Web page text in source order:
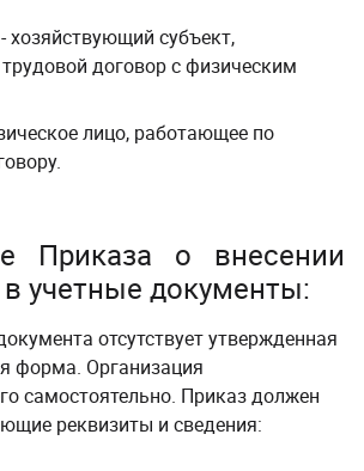
хозяйствующий субъект,
договор с физическим
лицо, работающее по
Приказа о внесении
учетные документы:
отсутствует утвержденная
форма. Организация
самостоятельно. Приказ должен
реквизиты и сведения: